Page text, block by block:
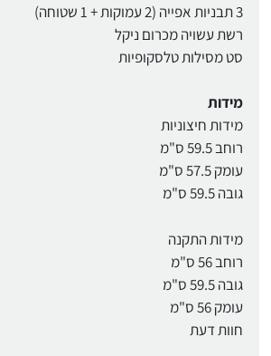
3 תבניות אפייה (2 עמוקות + 1 שטוחה)
רשת עשויה מכרום ניקל
סט מסילות טלסקופיות
מידות
מידות חיצוניות
רוחב 59.5 ס"מ
עומק 57.5 ס"מ
גובה 59.5 ס"מ
מידות התקנה
רוחב 56 ס"מ
גובה 59.5 ס"מ
עומק 56 ס"מ
חוות דעת